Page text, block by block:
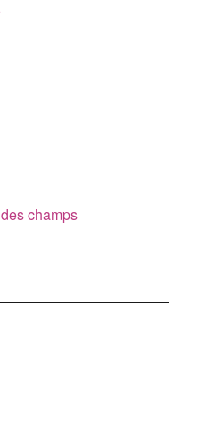
champs